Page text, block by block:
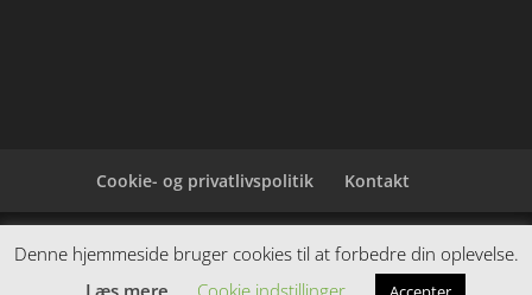
Cookie- og privatlivspolitik Kontakt
Denne hjemmeside samler et bredt udvalg af
spændende varer. Siden er et affiiliatesite, og nogle
Denne hjemmeside bruger cookies til at forbedre din oplevelse.
Læs mere
Cookie indstillinger